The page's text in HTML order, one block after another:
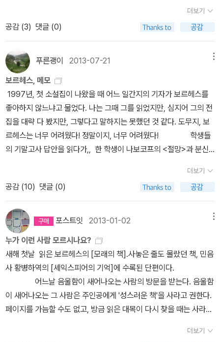
4]* 포송령, 호르헤 루이스 보르헤스(해제), 김혜경 옮김, 《요재지
이》 (바다출판사, 2012년)[민음사 세계문학전집 275]* 호르헤 루
이스 보르헤스, 송병선 옮김, 《픽션들》 (민음사, 2011년) [민음사
세계문학전집 281]* 호르헤 루이스 보르헤스, 송병선 옮김, 《알레
프》 (민음사, 2012년) [보르헤스 선집 1]* 호르헤 루이스 보르헤
스, 황병하 옮김, 《불한당들의 세계사》 (민음사, 1994년) [보르헤
스 선집 2]* 호르헤 루이스 보르헤스, 황병하 옮김, 《픽션들》 (민음
사, 1994년) [보르헤스 선집 3]* 호르헤 루이스 보르헤스, 황병하
옮김, 《알렙》 (민음사, 1996년) [보르헤스 선집 4]* 호르헤 루이스
보르헤스, 황병하 & 송병선 옮김, 《칼잡이들의 세계사》 (민음사, 199
인정받고 있다. 그녀의 문학 세계는 아르헨티나의 작가 보르헤스(Bo
히 구분 짓는 경계를 허문 이야기꾼이다. 보르헤스의 소설에 나오는
세계와 인물들은 비현실적이다. 헤르메스 님은 찬쉐의 문학 세계에
한 축을 담당하는 ‘환상성’은 포송령(蒲松齡)의 기담 소설집 《요재
지이》에서 시작되었다고 말했다.보르헤스는 《요재지이》에 실린 기담
을 ‘사실주의(realism) 소설’이라고 했다. 그는 왜 환상 소설을 실제
와 같은 이야기라고 말한 것일까? 보르헤스에 따르면 중국 독자들은
미신을 믿기 때문에 환상적인 이야기를 실제의 사건으로 이해하면서
읽는다. 나를 포함한 <달궁> 독자들은 《격정 세계》를 ‘비현실적’ 이
야기로 느꼈지만, 반대로 중국 독자들은 ‘현실적인’ 이야기로 받아들
글을 쓰기로 유명한 빌 브라이슨의 영향을 받았다고 로치는 이야기하
는데, 빌브라이슨보다 덜 시니컬하고 더 웃기다. -78~79쪽 7.
많으나, 브라이언 그린만큼 쉽고 재미있게 우주물리학 책을 쓰는 과
학자는 없다. - 80쪽 8. 위근우가 낸 책은 <프로불편러 일기>
한권밖에 없지만, 꽤 오랜시간 기사를 읽어온 입장에서 앞으로 더 책
을 낸다면 얼마든지 살 용의가 있다. (...) 이 정도의 명료함과 합리성
을 갖춘 칼럼니스트를 찾기란 쉽지 않다. -83쪽 9. 믿고 사기엔
너무 과작의 작가지만, 나에게 '믿고 산다'는 정의에 이보다 부합하는
작가는 없다. 테드 창의 다음 작품이 언제 나오든 무조건 살 것이고,
죽을 때까지 몇권이 나오든 다 살 것이다. -85쪽 10. 하이젠베
고 연구하는 데에 있어 플라톤과 칸트 등의 철학이 어떤 영향을 주었
는지 잘 나타나 있다. 반대로 플라톤이 <티마이오스>에서 세상의 구
성 원리에 대해 가졌던 관심은 지극히 과학적이다 - 92쪽 11.
그렇게 초등학생 시절 내내 온갖 책을 읽었다.(...) 양귀자 작가의 장
편동화 <누리야 누리야>를 읽고 대성통곡을 했다.(...)베르나르 베르
베르의 책을 처음 읽은 것도 초등학생 때였다. 집에 있던 <타나토노
트>를 읽고 매료되어, 친구 집에 있던 <개미>와 <개미제국>을 일주
일 만에 다 읽었다. 얼마후 <뇌>가 신작으로 나왔고 역시 집어삼키듯
읽었다.영어 과외 선생님은 이문열이 평역한 <삼국지>를 열번 읽게
시켰는데, 정말 에누리 없이 열번을 읽었다. <세계문학사의 전개>라
는 지금 생각하면 대체 초등학생에게 왜 읽게 시켰는지 이해할 수 없
는 책도 그때 읽었다. <해리포터>시리즈도 빼놓을 수 없다. (...) 마크
의 이 시집 색깔은 특이한 축)이성복 《달의 이마에는 물결무늬 자국》
애》이제니 《왜냐하면 우리는 우리를 모르고》알라딘 노트_걷는 듯 천
천히 그만 올리려는데 내가 정말 좋아하는 시인《Walla
ce Stevens》시집을 위해!사무엘 베케트 《몰로이》(무려 김현 평론
가 번역!)《Skeptic vol 5》(중력파의 시대가 열린다)사마천 《사기
서》《사이트 파이크 아바스야느크》《하워드 필립스 러브크래프트》 프
란츠 카프카 《꿈》더글러스 커플런드 《신을 찾아가는 아이들》리사 두
건 《평등의 몰락》알라딘 북 파우치(파트릭 모디아노_팔월의일요일
수도사와 탐식가》프로이트 전집 《꼬마 한스와 도라》 찰스 하워드 힌
턴 《평면세계》(호르헤 루이스 보르헤스 기획-바벨의 도서관) 내가
으면 하면서.... 책장을 보다가... 어이없다. 파란 책 생각보다 많이 갖
고 있지 않은 듯.중고로 판 게 꽤 있다손 쳐도.빨간 책 보단 많을 줄 알
았는데.고생한 보람이 그닥...췟.다음은 연두나 회색으로? 참
아!!!!!!!!! & 블루 목록에서 빠진 것이 불만일 친구들을 위해마르셀 프
루스트 《잃어버린 시간을 찾아서 4》가스통 바슐라르 《공기와 꿈》
《대지와 휴식의 몽상》조리스 카를 위스망스 《거꾸로》론리 플래닛
《인도》Tada Yumi 《베이비 블루 아이즈》보르헤스 《셰익스피어의
기억》리처드 플래너건 《먼 북으로 가는 좁은 길》정은우 《아무래도
바 《마크 로스코》 무라카미 하루키 《지금은 없는 공주를 위하여 외》
그의 희곡을 읽으면 셰익스피어가 체호프, 베케트와 더불어 세 번째
친절한 인간이 아닐까 하는 생각을 하게 된다.폴스타프, 햄릿, 로잘린
드(셰익스피어의 『좋으실 대로』에 등장하는 인물)라는 인물들을 창
조한 셰익스피어는 더욱 본연의 나 자신이 될 수 있기를 소망하게 한
다. 이것이 우리가 독서를 해야 하는 이유며, 왜 최고의 작품만을 읽어
야 하는가를 말해 준다.체호프의 위대한 힘고리키는 체호프에 대해
이렇게 말했다.'체호프는 평범의 바다에서 비극적 유머를 드러냈
다.'체호프의 위대한 힘은 독자들로 하여금 그의 작품을 읽는 동안 일
상적 불행과 비극적 환희가 끊임없이 혼재하는 인간 존재에 대한 진
실을 느끼게 해 준다. 셰익스피어는 비극적 환희라는 점에서는 높은
평가를 받지만, 그의 익살맞은 패러디와 소극에서조차 체호프의 평범
상은 평범한 표현을 포함한 모든 것을 구스타프 플로베르에게서 배웠
다. 하지만 모파상은 이야기꾼으로서 체호프나 투르게네프의 천재성
에 비할 바는 못 된다.모파상은 대단히 '인기 있는' 작가 중에서도 가
장 뛰어난 인물그럼에도 불구하고 모파상은 대단히 '인기 있는' 작가
운 인기 작가 애드거 앨런 포우도 그에 비견될 만한 작가가 못 된다.
대중에게 인기 있는 작가가 되는 것은 그 자체로도 괄목할 만한 성취
다. 오늘날 미국에는 그런 작가조차 없는 실정이니까.쇼펜하우어의
렌즈모파상은 플로베르로부터 다른 사람이 보지 못하는 것을 볼 수
있는 이른바 '긴 인내가 재능이다'라는 사실을 배웠다.모파상은 독자
들이 그가 없었으면 보지 못했을 무언가를 보게 해주었다고는 생각하
지 않은 영어책이 많아서 되도록 구입을 자제하지만 가끔씩 번역이
되지 않은 책이라든지, 영어책이 재미있을것 같을때 구입합니다. 국
======================================
================== 정리한책들
=======================
======================================
=================== 선물 한 책들 - 선물로 구입한 책
도 있고, 읽고 선물한 책들도 있어요. 즐겁게 읽은책을
함께 나누는것이 가장 기쁜것 같습니다.
이 좋아서 친구들에게 선물하고 싶었던 책들. ===========
======================================
=============================== 선물 받은
책들 : 나에게 온 소중한 책선물. 알라딘에 등록되지 않은 책들도 있어
요. 감사합니다.~~ 즐겁게 읽겠습니다.~~~
는 것이다..ㅠ.ㅠ 이건 되게 웃긴 정황인데, 가만 생각하면 울쩍해지
고, 생각을 멈추면 다시 좀 웃을 수 있다. 암튼. 우선 책 얘기
다. 아무래도 보르헤스는 '책'의 작가이고, '바벨의 도서관'은 그 상징
이다. 소설로는 정말 마음에 안 들고 재미도 없지만(재미는 <피에르
메나르...>, <두 갈래... 정원> 쪽) 워낙에 교과서라. 도서관 사서(나
중에는 관장)로 살았던 이력이 이런 글도 만들어낸다.
이 ‘도서관’이라고 부르는 우주는 육각형 진열실들로 이루어진 부정
수, 아니, 아마도 무한수로 구성되어 있다.”(97) “당연한 소리이지만,
그런 억제할 수 없는 희망 후에는 엄청난 절망이 뒤따랐다. 어떤 육각
형 진열실의 어떤 책장에는 틀림없이 귀중한 책들이 존재하지만 그
누구도 그것들에 접근할 수 없다는 확신감은 거의 견디기 어려운 일
이었다.”(104) “만일 제가 영광과 지혜와 기쁨을 누릴 수 있는 그 책
을 읽어 볼 수 없다면, 다른 사람들에게라도 그런 기회를 허락해 주소
어의 기억>에 수록.) 제목 자체가 이미 많은 얘기를 해주지 않는가.
첫 문장은 이렇다. “선은 무한한 점들로 이루어져 있다. 면은 무한한
선들로 이루어져 있다. 부피는 무한한 면들로 이루어져 있다. 4차원
적 부피는 무한한 부피들로 이루어져 있다. … 아니 의심할 바 없이 이
러한 방식은 <보다 기하학적인> 나의 이야기를 시작하는 최고의 방
법이 아니다. 요즘의 모든 허구적 이야기들은 유행처럼 그것이 사실
이라고 주장한다. 그렇지만 나의 이야기는 그야말로 사실이다.”(132)
그리고, 성경을 파는 낯선 남자가 나를 방문한다. 근데 왜 음울한 얼
의 최하층 사람한테서 구한 책이다. 이른바 <모래의 책>. 뫼비우스의
더보기
공감 (3) 댓글 (0)
푸른괭이 2013-07-21
보르헤스, 메모
1997년, 첫 소설집이 나왔을 때 어느 일간지의 기자가 보르헤스를
좋아하지 않느냐고 물었다. 나는 그때 그를 읽었지만, 심지어 그의 전
집을 대략 다 봤지만, 그렇다고 말하지는 못했던 것 같다. 도무지, 보
르헤스는 너무 어려웠다! 정말이지, 너무 어려웠다! 학생들
의 기말고사 답안을 읽다가,, 한 학생이 나보코프의 <절망>과 분신
다. 아뿔사! 이런 소설이 있었던 것이다. 그리하여 방학이 되자마자,
부산의 부모님 집의 창고에서 썩기 직전에(너무 많은 책이 습기와 벌
레의 희생양이 됐다ㅠ.ㅠ) 구원(!)한, 손때 묻은 보르헤스 전집을 다시
꺼냈다. 자, 그렇게 미뤄 두었던 작가를 다시 한 번 본다. 무
척 날렵하고 세련된 표지의 이미지가 여전히 좋다.(시인 박상순이 디
자인한 걸로 안다.) 암튼. 얘기하기 편한, 즉 읽기 편한 작품들은 <픽
션들>에 실린 대표 단편들([피에르 메나르~], [두 갈래로 갈라지는
오솔길들의 정원], [원형의 폐허] 등)이지만, 그에 관한 얘기는 지금
쓰는 원고에서 하게 될 테고, 한데 덩달아 같이 읽은 작품들이 그냥
묻어버리기엔 너무 아까워, 게다가 메모 해놓은 것도 너무 많아서, 좀
긁어오려고 한다. 대체로 보르헤스는 '반복'(그러니까 '차
이와 반복')에 예민했던 듯한데, '쓰기보다 읽기'라는 말에 포함된 것
더보기
공감 (10) 댓글 (0)
포스트잇 2013-01-02
누가 이런 사람 모르시나요?
새해 첫날 읽은 보르헤스의 [모래의 책].사놓은 줄도 몰랐던 책, 민음
사 황병하역의 [셰익스피어의 기억]에 수록된 단편이다.
어느날 음울함이 새어나오는 사람의 방문을 받는다. 음울함
이 새어나오는 그 사람은 주인공에게 '성스러운 책'을 사라고 권한다.
페이지를 가늠할 수도 없고, 방금 읽은 대목이 다시 찾을 때는 사라져
책을 산다. 주인공은 점점 책의 수인이 되어가고, 주인공은 그 책이 자
더보기